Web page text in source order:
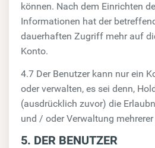
können. Nach dem Einrichten
Informationen hat der
dauerhaften Zugriff mehr auf
Konto.
4.7 Der Benutzer kann nur ein
oder verwalten, es sei denn,
(ausdrücklich zuvor) die
und / oder Verwaltung
5. DER BENUTZER